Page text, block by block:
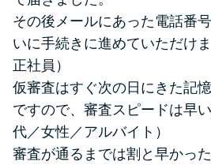
その後メールにあった電話番
いに手続きに進めていただけ
正社員）
仮審査はすぐ次の日にきた記憶
ですので、審査スピードは早
代／女性／アルバイト）
審査が通るまでは割と早かっ